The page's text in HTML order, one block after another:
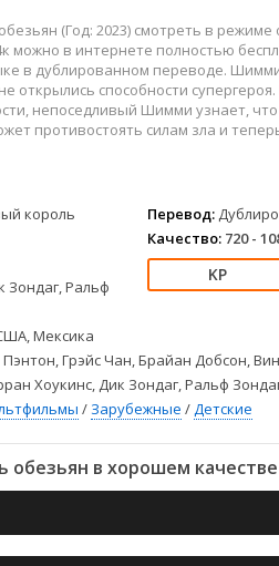
Детективы
Детские
Драмы
Комедии
(Год: 2023) смотреть в
можно в интернете полностью
в дублированном переводе.
открылись способности
непоседливый Шимми узнает,
противостоять силам зла и
король
Зондаг, Ральф
Мексика
Перевод:
Качество: 720 -
Грэйс Чан, Брайан Добсон,
Хоукинс, Дик Зондаг, Ральф
/ Зарубежные /Детские
в хорошем качестве